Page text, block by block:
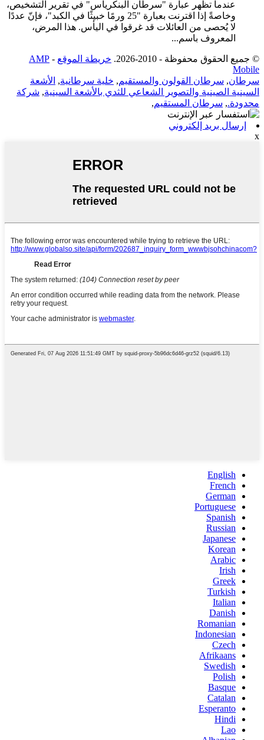
عندما تظهر عبارة "سرطان البنكرياس" في تقرير التشخيص،
وخاصةً إذا اقترنت بعبارة "25 ورمًا خبيثًا في الكبد"، فإنّ عددًا
لا يُحصى من العائلات قد غرقوا في اليأس. هذا المرض،
المعروف باسم...
© جميع الحقوق محفوظة - 2010-2026. خريطة الموقع -
AMP
Mobile
سرطان, سرطان القولون والمستقيم, خلية سرطانية, الأشعة
السينية الصينية والتصوير الشعاعي للثدي بالأشعة السينية, شركة
محدودة., سرطان المستقيم,
إرسال بريد إلكتروني
x
English
French
German
Portuguese
Spanish
Russian
Japanese
Korean
Arabic
Irish
Greek
Turkish
Italian
Danish
Romanian
Indonesian
Czech
Afrikaans
Swedish
Polish
Basque
Catalan
Esperanto
Hindi
Lao